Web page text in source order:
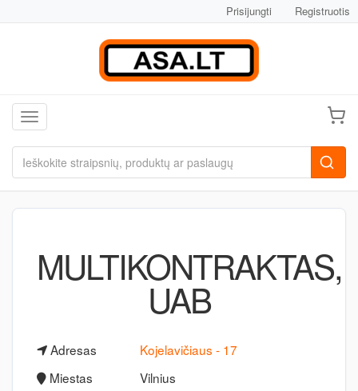
Prisijungti Registruotis
Toggle navigation
MULTIKONTRAKTAS,
UAB
Adresas
Kojelavičiaus - 17
Miestas
Vilnius